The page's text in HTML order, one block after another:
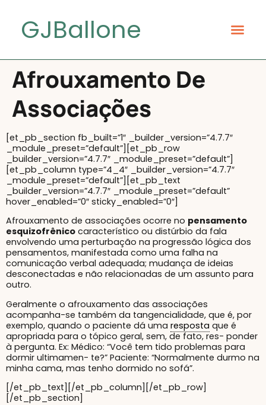
GJBallone
Afrouxamento De
Associações
[et_pb_section fb_built=”1″ _builder_version=”4.7.7″
_module_preset=”default”][et_pb_row
_builder_version=”4.7.7″ _module_preset=”default”]
[et_pb_column type=”4_4″ _builder_version=”4.7.7″
_module_preset=”default”][et_pb_text
_builder_version=”4.7.7″ _module_preset=”default”
hover_enabled=”0″ sticky_enabled=”0″]
Afrouxamento de associações ocorre no pensamento
esquizofrênico característico ou distúrbio da fala
envolvendo uma perturbação na progressão lógica dos
pensamentos, manifestada como uma falha na
comunicação verbal adequada; mudança de ideias
desconectadas e não relacionadas de um assunto para
outro.
Geralmente o afrouxamento das associações
acompanha-se também da tangencialidade, que é, por
exemplo, quando o paciente dá uma resposta que é
apropriada para o tópico geral, sem, de fato, res- ponder
à pergunta. Ex: Médico: “Você tem tido problemas para
dormir ultimamen- te?” Paciente: “Normalmente durmo na
minha cama, mas tenho dormido no sofá”.
[/et_pb_text][/et_pb_column][/et_pb_row]
[/et_pb_section]